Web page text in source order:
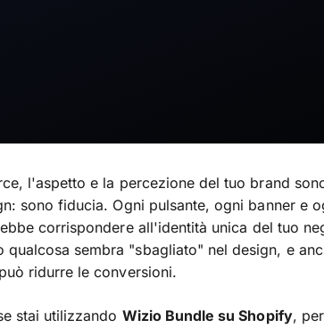
l'aspetto e la percezione del tuo brand
sono fiducia. Ogni pulsante, ogni banner e
corrispondere all'identità unica del tuo
qualcosa sembra "sbagliato" nel design, e
ridurre le conversioni.
stai utilizzando Wizio Bundle su Shopify,